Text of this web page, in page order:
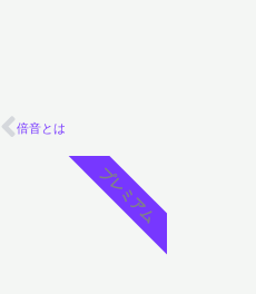
Prev
倍音とは
プレミアム